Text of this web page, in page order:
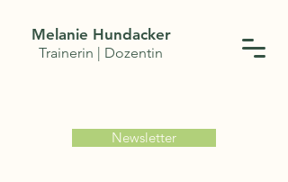
Melanie Hundacker
Trainerin | Dozentin
Newsletter